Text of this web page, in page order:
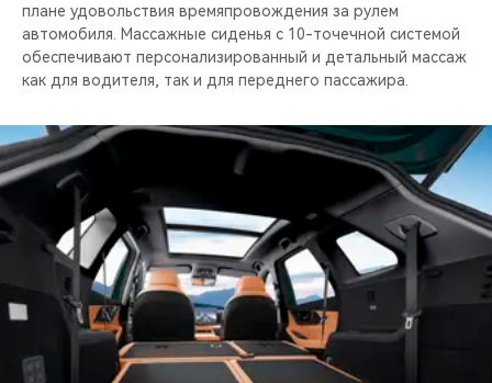
плане удовольствия времяпровождения за рулем
автомобиля. Массажные сиденья с 10-точечной системой
обеспечивают персонализированный и детальный массаж
как для водителя, так и для переднего пассажира.